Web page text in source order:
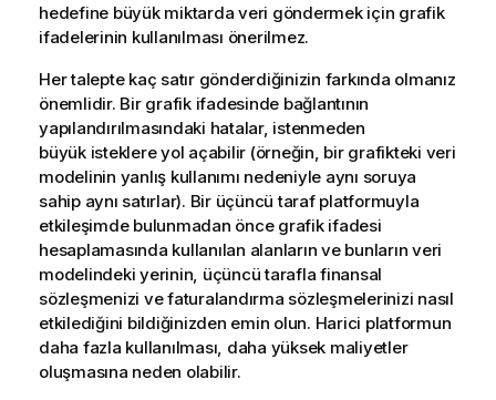
hedefine büyük miktarda veri göndermek için grafik
ifadelerinin kullanılması önerilmez.
Her talepte kaç satır gönderdiğinizin farkında olmanız
önemlidir. Bir grafik ifadesinde bağlantının
yapılandırılmasındaki hatalar, istenmeden
büyük isteklere yol açabilir (örneğin, bir grafikteki veri
modelinin yanlış kullanımı nedeniyle aynı soruya
sahip aynı satırlar). Bir üçüncü taraf platformuyla
etkileşimde bulunmadan önce grafik ifadesi
hesaplamasında kullanılan alanların ve bunların veri
modelindeki yerinin, üçüncü tarafla finansal
sözleşmenizi ve faturalandırma sözleşmelerinizi nasıl
etkilediğini bildiğinizden emin olun. Harici platformun
daha fazla kullanılması, daha yüksek maliyetler
oluşmasına neden olabilir.